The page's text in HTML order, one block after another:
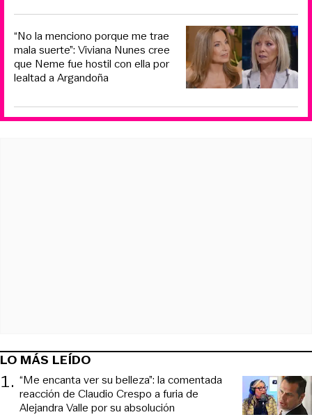
“No la menciono porque me trae
mala suerte”: Viviana Nunes cree
que Neme fue hostil con ella por
lealtad a Argandoña
LO MÁS LEÍDO
1. “Me encanta ver su belleza”: la comentada
reacción de Claudio Crespo a furia de
Alejandra Valle por su absolución